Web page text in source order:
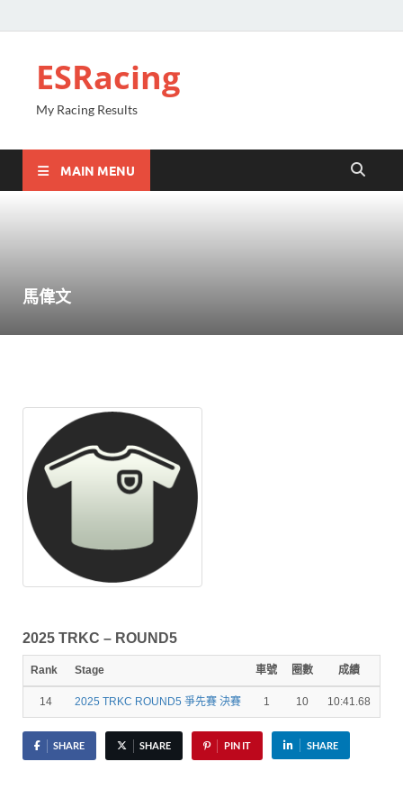
ESRacing
My Racing Results
MAIN MENU
馬偉文
2025 TRKC – ROUND5
Rank Stage 車號 圈數 成績
14 2025 TRKC ROUND5 爭先賽 決賽 1 10 10:41.68
SHARE SHARE PIN IT SHARE